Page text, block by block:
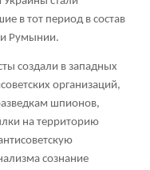
в тот период в состав
Румынии.
создали в западных
организаций,
шпионов,
на территорию
сознание